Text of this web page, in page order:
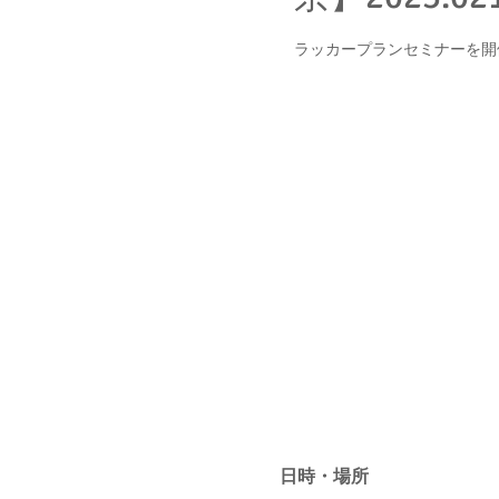
ラッカープランセミナーを開
日時・場所